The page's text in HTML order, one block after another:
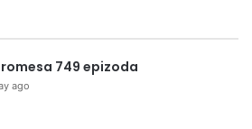
749 epizoda
ago